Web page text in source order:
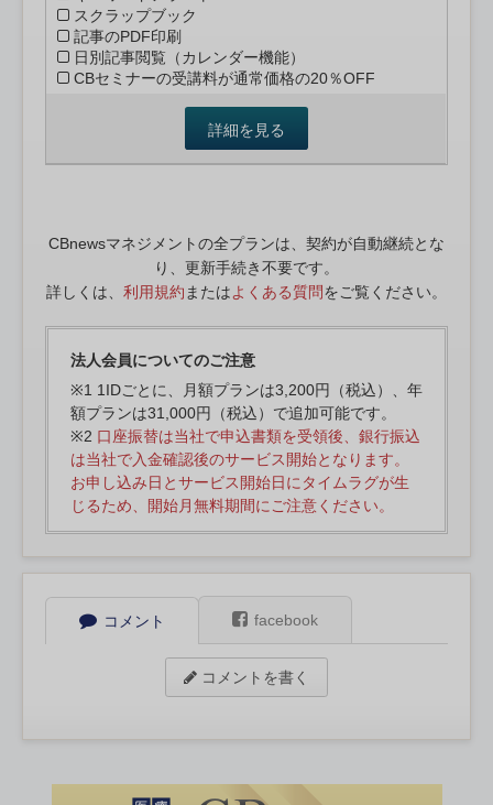
スクラップブック
記事のPDF印刷
日別記事閲覧（カレンダー機能）
CBセミナーの受講料が通常価格の20％OFF
詳細を見る
CBnewsマネジメントの全プランは、契約が自動継続とな
り、更新手続き不要です。
詳しくは、 利用規約 またはよくある質問をご覧ください。
法人会員についてのご注意
※1 1IDごとに、月額プランは3,200円（税込）、年
額プランは31,000円（税込）で追加可能です。
※2 口座振替は当社で申込書類を受領後、銀行振込
は当社で入金確認後のサービス開始となります。
お申し込み日とサービス開始日にタイムラグが生
じるため、開始月無料期間にご注意ください。
コメント facebook
コメントを書く